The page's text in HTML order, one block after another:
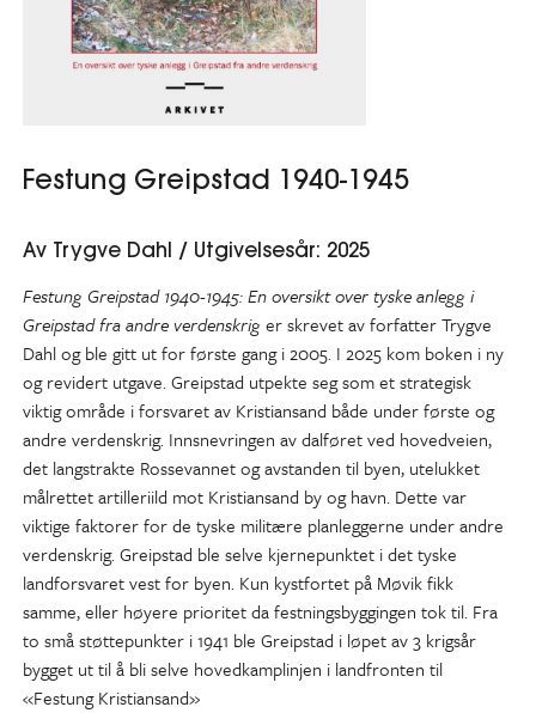
Festung Greipstad 1940-1945
Av Trygve Dahl / Utgivelsesår: 2025
Festung Greipstad 1940-1945: En oversikt over tyske anlegg i
Greipstad fra andre verdenskrig er skrevet av forfatter Trygve
Dahl og ble gitt ut for første gang i 2005. I 2025 kom boken i ny
og revidert utgave. Greipstad utpekte seg som et strategisk
viktig område i forsvaret av Kristiansand både under første og
andre verdenskrig. Innsnevringen av dalføret ved hovedveien,
det langstrakte Rossevannet og avstanden til byen, utelukket
målrettet artilleriild mot Kristiansand by og havn. Dette var
viktige faktorer for de tyske militære planleggerne under andre
verdenskrig. Greipstad ble selve kjernepunktet i det tyske
landforsvaret vest for byen. Kun kystfortet på Møvik fikk
samme, eller høyere prioritet da festningsbyggingen tok til. Fra
to små støttepunkter i 1941 ble Greipstad i løpet av 3 krigsår
bygget ut til å bli selve hovedkamplinjen i landfronten til
«Festung Kristiansand»